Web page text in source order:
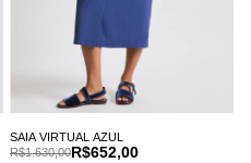
SAIA VIRTUAL AZUL
R$652,00
R$1.630,00